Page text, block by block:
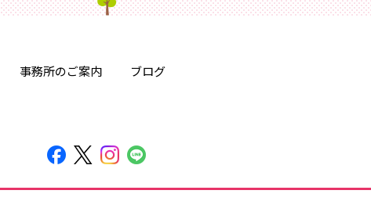
事務所のご案内 ブログ